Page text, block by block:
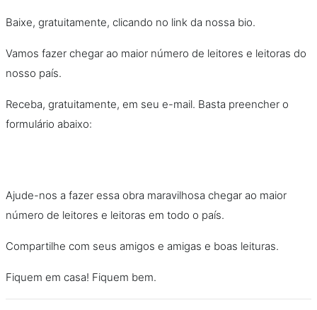
Baixe, gratuitamente, clicando no link da nossa bio.
Vamos fazer chegar ao maior número de leitores e leitoras do
nosso país.
Receba, gratuitamente, em seu e-mail. Basta preencher o
formulário abaixo:
Ajude-nos a fazer essa obra maravilhosa chegar ao maior
número de leitores e leitoras em todo o país.
Compartilhe com seus amigos e amigas e boas leituras.
Fiquem em casa! Fiquem bem.